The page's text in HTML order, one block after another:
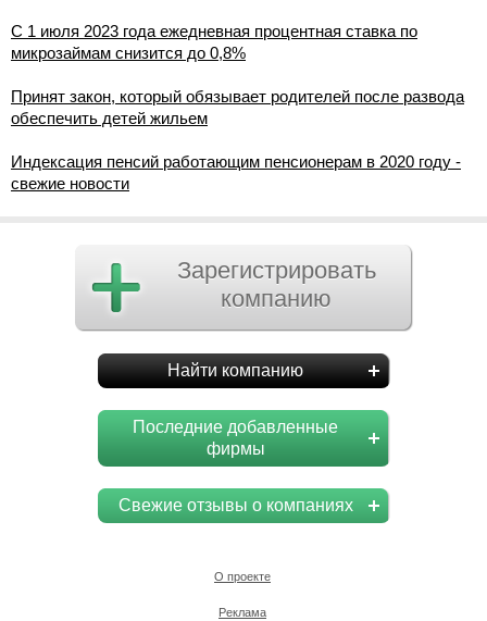
С 1 июля 2023 года ежедневная процентная ставка по
микрозаймам снизится до 0,8%
Принят закон, который обязывает родителей после развода
обеспечить детей жильем
Индексация пенсий работающим пенсионерам в 2020 году -
свежие новости
Зарегистрировать
компанию
Найти компанию
Последние добавленные
фирмы
Свежие отзывы о компаниях
О проекте
Реклама